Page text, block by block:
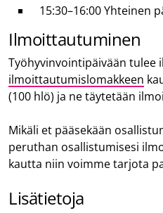
15:30–16:00 Yhteinen
Ilmoittautuminen
Työhyvinvointipäivään tulee
ilmoittautumislomakkeen
(100 hlö) ja ne täytetään
Mikäli et pääsekään
peruthan osallistumisesi
kautta niin voimme tarjota
Lisätietoja